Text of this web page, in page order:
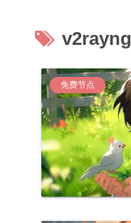
v2rayng
免费节点